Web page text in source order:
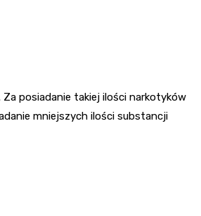
posiadanie takiej ilości narkotyków
mniejszych ilości substancji